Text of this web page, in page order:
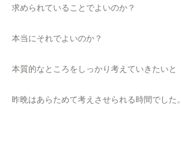
求められていることでよいのか？
本当にそれでよいのか？
本質的なところをしっかり考えていきたいと
昨晩はあらためて考えさせられる時間でした。